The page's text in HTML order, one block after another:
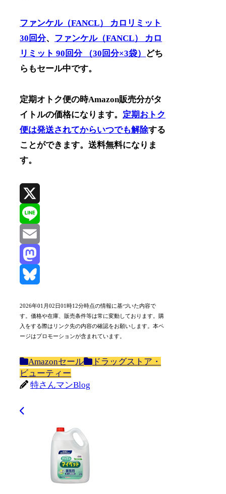
ファンケル（FANCL） カロリミット
30回分、 ファンケル（FANCL） カロ
リミット 90回分 （30回分×3袋） どち
らもセール中です。
定期オトク便の時Amazon販売分がタ
イトルの価格になります。 定期おトク
便は発送されてからいつでも解除する
ことができます。送料無料になりま
す。
X
Line
Email
Mastodon
2026年01月02日01時12分時点の情報に基づいた内容で
す。価格や在庫、販売条件等は常に変動しております。購
入をする際はリンク先の内容の確認をお願いします。本ペ
ージはプロモーションが含まれています。
Amazonセール
ドラッグストア・
ビューティー
特さんマンBlog